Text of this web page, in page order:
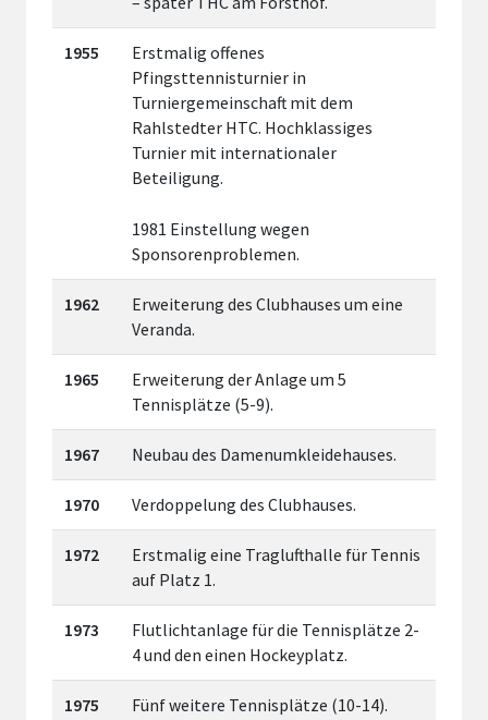
1955
Erstmalig offenes
Pfingsttennisturnier in
Turniergemeinschaft mit dem
Rahlstedter HTC. Hochklassiges
Turnier mit internationaler
Beteiligung.
1981 Einstellung wegen
Sponsorenproblemen.
1962
Erweiterung des Clubhauses um eine
Veranda.
1965
Erweiterung der Anlage um 5
Tennisplätze (5-9).
1967 Neubau des Damenumkleidehauses.
1970 Verdoppelung des Clubhauses.
1972
Erstmalig eine Traglufthalle für Tennis
auf Platz 1.
1973
Flutlichtanlage für die Tennisplätze 2-
4 und den einen Hockeyplatz.
1975 Fünf weitere Tennisplätze (10-14).